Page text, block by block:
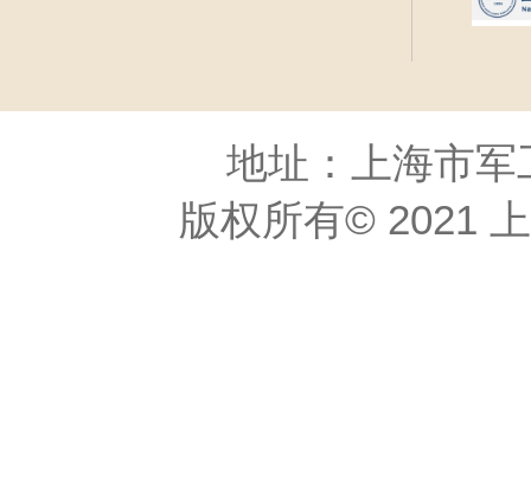
地址：上海市军
版权所有© 2021